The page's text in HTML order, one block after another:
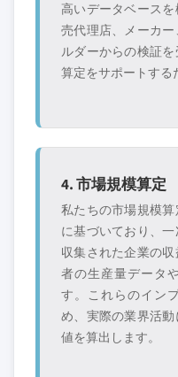
高いデータベース
売代理店、メーカ
ルダーからの検証
算定をサポートする
4. 市場規模算定
私たちの市場規模
に基づいており、
収集された企業の
者の生産量データ
す。これらのイン
め、実際の業界活
値を算出します。